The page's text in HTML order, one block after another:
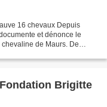
16 chevaux Depuis
et dénonce le
de Maurs. De
Brigitte